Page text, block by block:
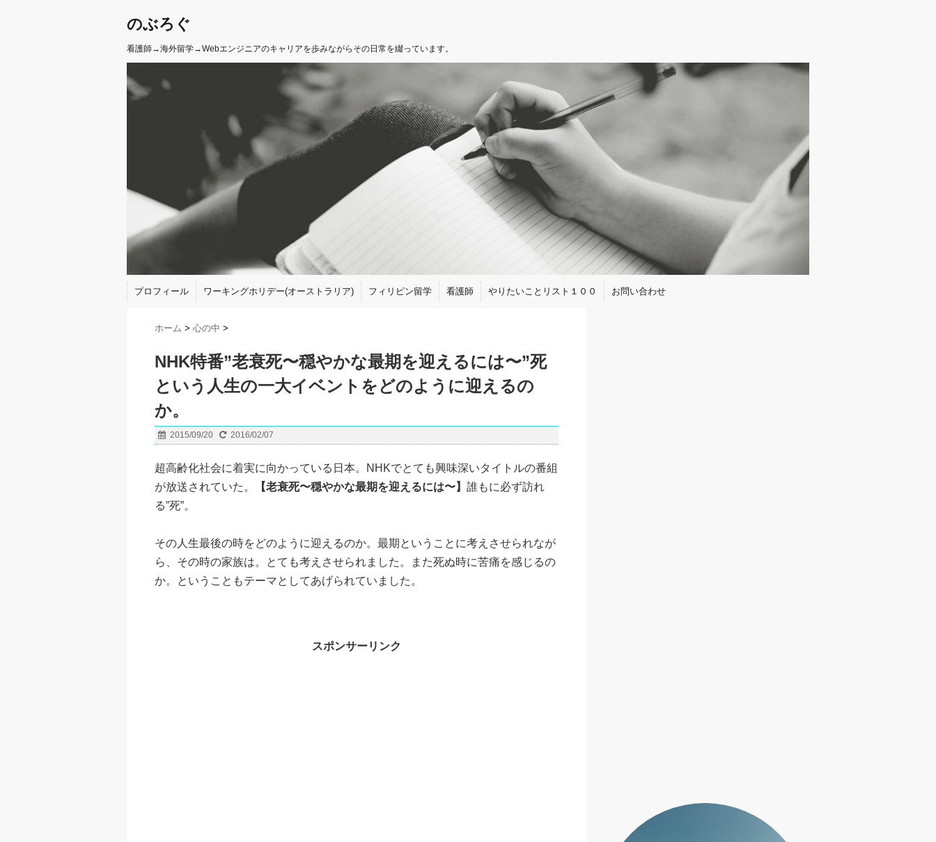
のぶろぐ
看護師→海外留学→Webエンジニアのキャリアを歩みながらその日常を綴っています。
プロフィール ワーキングホリデー(オーストラリア) フィリピン留学 看護師 やりたいことリスト１００ お問い合わせ
ホーム > 心の中 >
NHK特番”老衰死〜穏やかな最期を迎えるには〜”死
という人生の一大イベントをどのように迎えるの
か。
2015/09/20 2016/02/07
超高齢化社会に着実に向かっている日本。NHKでとても興味深いタイトルの番組
が放送されていた。
【老衰死〜穏やかな最期を迎えるには〜】 誰もに必ず訪れ
る”死”。
その人生最後の時をどのように迎えるのか。最期ということに考えさせられなが
ら、その時の家族は。とても考えさせられました。また死ぬ時に苦痛を感じるの
か。ということもテーマとしてあげられていました。
スポンサーリンク